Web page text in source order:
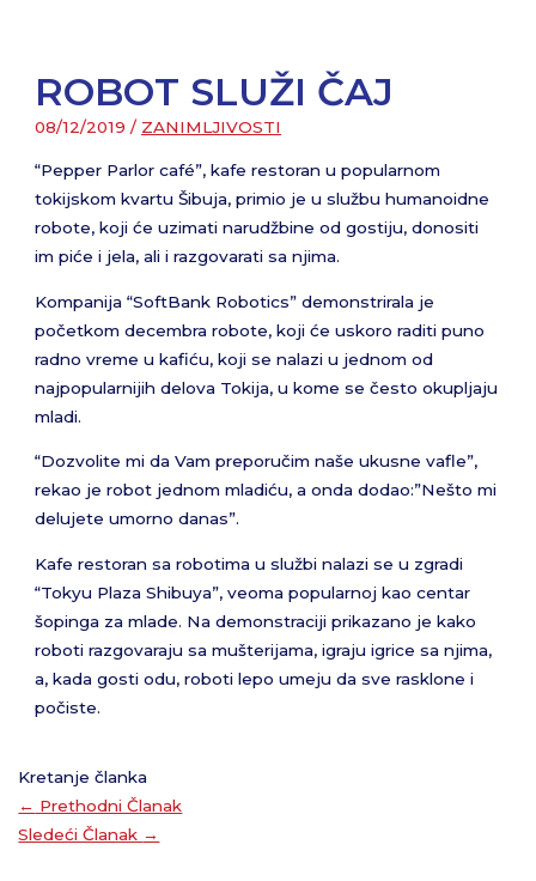
ROBOT SLUŽI ČAJ
08/12/2019/ ZANIMLJIVOSTI
“Pepper Parlor café”, kafe restoran u popularnom
tokijskom kvartu Šibuja, primio je u službu humanoidne
robote, koji će uzimati narudžbine od gostiju, donositi
im piće i jela, ali i razgovarati sa njima.
Kompanija “SoftBank Robotics” demonstrirala je
početkom decembra robote, koji će uskoro raditi puno
radno vreme u kafiću, koji se nalazi u jednom od
najpopularnijih delova Tokija, u kome se često okupljaju
mladi.
“Dozvolite mi da Vam preporučim naše ukusne vafle”,
rekao je robot jednom mladiću, a onda dodao:”Nešto mi
delujete umorno danas”.
Kafe restoran sa robotima u službi nalazi se u zgradi
“Tokyu Plaza Shibuya”, veoma popularnoj kao centar
šopinga za mlade. Na demonstraciji prikazano je kako
roboti razgovaraju sa mušterijama, igraju igrice sa njima,
a, kada gosti odu, roboti lepo umeju da sve rasklone i
počiste.
Kretanje članka
← Prethodni Članak
Sledeći Članak →